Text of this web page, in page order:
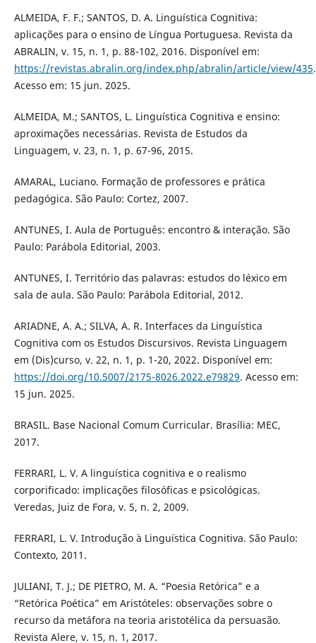
ALMEIDA, F. F.; SANTOS, D. A. Linguística Cognitiva:
aplicações para o ensino de Língua Portuguesa. Revista da
ABRALIN, v. 15, n. 1, p. 88-102, 2016. Disponível em:
https://revistas.abralin.org/index.php/abralin/article/view/435.
Acesso em: 15 jun. 2025.
ALMEIDA, M.; SANTOS, L. Linguística Cognitiva e ensino:
aproximações necessárias. Revista de Estudos da
Linguagem, v. 23, n. 1, p. 67-96, 2015.
AMARAL, Luciano. Formação de professores e prática
pedagógica. São Paulo: Cortez, 2007.
ANTUNES, I. Aula de Português: encontro & interação. São
Paulo: Parábola Editorial, 2003.
ANTUNES, I. Território das palavras: estudos do léxico em
sala de aula. São Paulo: Parábola Editorial, 2012.
ARIADNE, A. A.; SILVA, A. R. Interfaces da Linguística
Cognitiva com os Estudos Discursivos. Revista Linguagem
em (Dis)curso, v. 22, n. 1, p. 1-20, 2022. Disponível em:
https://doi.org/10.5007/2175-8026.2022.e79829. Acesso em:
15 jun. 2025.
BRASIL. Base Nacional Comum Curricular. Brasília: MEC,
2017.
FERRARI, L. V. A linguística cognitiva e o realismo
corporificado: implicações filosóficas e psicológicas.
Veredas, Juiz de Fora, v. 5, n. 2, 2009.
FERRARI, L. V. Introdução à Linguística Cognitiva. São Paulo:
Contexto, 2011.
JULIANI, T. J.; DE PIETRO, M. A. “Poesia Retórica” e a
“Retórica Poética” em Aristóteles: observações sobre o
recurso da metáfora na teoria aristotélica da persuasão.
Revista Alere, v. 15, n. 1, 2017.